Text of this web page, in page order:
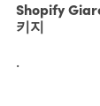
Shopify
키지
.